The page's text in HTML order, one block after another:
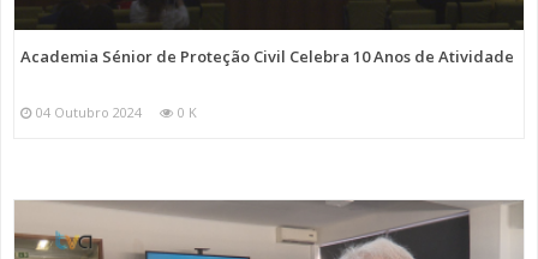
Academia Sénior de Proteção Civil Celebra 10 Anos de Atividade
04 Outubro 2024 0 K